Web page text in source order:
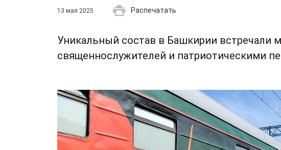
13 мая 2025 Распечатать
Уникальный состав в Башкирии встречали
священнослужителей и патриотическими